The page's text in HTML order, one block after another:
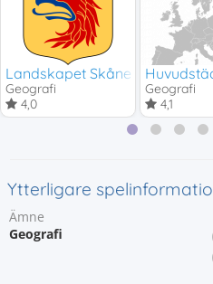
Landskapet Skåne
Geografi
4,0
Geografi
4,1
Ytterligare
Ämne
Geografi